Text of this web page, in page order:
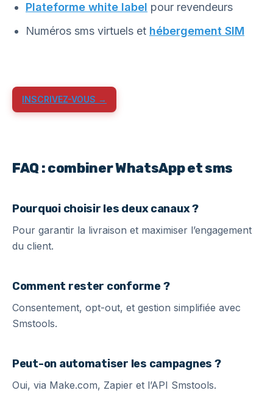
Plateforme white label pour revendeurs
Numéros sms virtuels et hébergement SIM
INSCRIVEZ-VOUS →
FAQ : combiner WhatsApp et sms
Pourquoi choisir les deux canaux ?
Pour garantir la livraison et maximiser l’engagement
du client.
Comment rester conforme ?
Consentement, opt-out, et gestion simplifiée avec
Smstools.
Peut-on automatiser les campagnes ?
Oui, via Make.com, Zapier et l’API Smstools.